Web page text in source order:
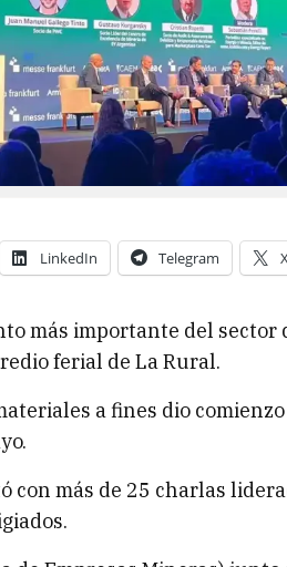
LinkedIn Telegram
más importante del sector
ferial de La Rural.
a fines dio
con más de 25 charlas